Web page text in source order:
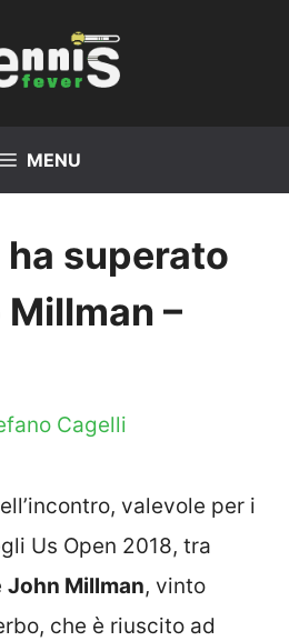
MENU
ha superato
Millman –
Cagelli
valevole per i
Us Open 2018, tra
John Millman, vinto
che è riuscito ad